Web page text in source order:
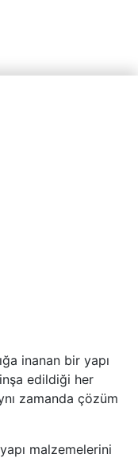
inanan bir yapı
edildiği her
zamanda çözüm
malzemelerini